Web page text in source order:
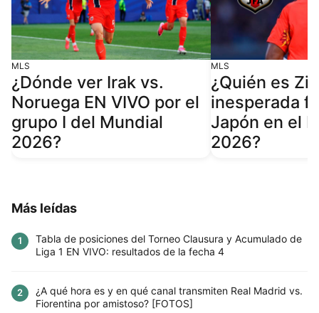
MLS
¿Dónde ver Irak vs.
Noruega EN VIVO por el
grupo I del Mundial
2026?
MLS
¿Quién es
inesperada
Japón en el
2026?
Más leídas
1
Tabla de posiciones del Torneo Clausura y Acumulado de
Liga 1 EN VIVO: resultados de la fecha 4
2
¿A qué hora es y en qué canal transmiten Real Madrid vs.
Fiorentina por amistoso? [FOTOS]